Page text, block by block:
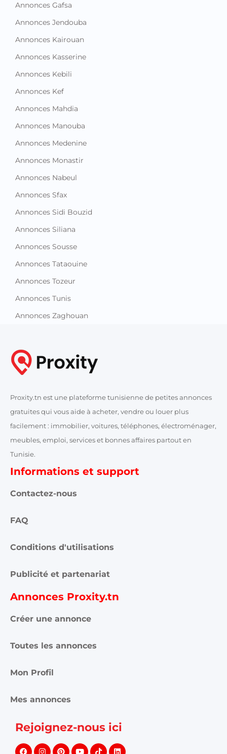
Annonces Gafsa
Annonces Jendouba
Annonces Kairouan
Annonces Kasserine
Annonces Kebili
Annonces Kef
Annonces Mahdia
Annonces Manouba
Annonces Medenine
Annonces Monastir
Annonces Nabeul
Annonces Sfax
Annonces Sidi Bouzid
Annonces Siliana
Annonces Sousse
Annonces Tataouine
Annonces Tozeur
Annonces Tunis
Annonces Zaghouan
Proxity.tn est une plateforme tunisienne de petites annonces
gratuites qui vous aide à acheter, vendre ou louer plus
facilement : immobilier, voitures, téléphones, électroménager,
meubles, emploi, services et bonnes affaires partout en
Tunisie.
Informations et support
Contactez-nous
FAQ
Conditions d'utilisations
Publicité et partenariat
Annonces Proxity.tn
Créer une annonce
Toutes les annonces
Mon Profil
Mes annonces
Rejoignez-nous ici